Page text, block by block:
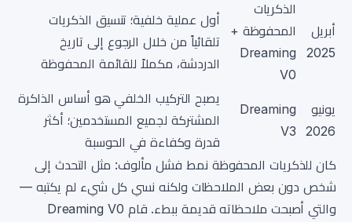
أبريل
2025
الذكريات
المحفوظة +
Dreaming
V0
أول عملية خلفية؛ تنسيق الذكريات
تلقائياً من خلال الرجوع إلى تاريخ
الدردشة، مكملاً للقائمة المحفوظة
يونيو
2026
Dreaming
V3
يصبح التركيب الخلفي هو أساس الذاكرة
المشتركة لجميع المستخدمين؛ أكثر
قدرة وكفاءة في الحوسبة
كان للذكريات المحفوظة نمط فشل مألوف: مثل التحدث إلى
شخص دون بعض الملاحظات ولكنه نسي كل شيء لم يكتبه —
والتي أصبحت ملاحظاته قديمة ببطء. قام Dreaming V0